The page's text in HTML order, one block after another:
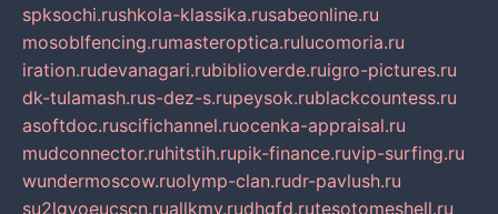
spksochi.rushkola-klassika.rusabeonline.ru
mosoblfencing.rumasteroptica.rulucomoria.ru
iration.rudevanagari.rubiblioverde.ruigro-pictures.ru
dk-tulamash.rus-dez-s.rupeysok.rublackcountess.ru
asoftdoc.ruscifichannel.ruocenka-appraisal.ru
mudconnector.ruhitstih.rupik-finance.ruvip-surfing.ru
wundermoscow.ruolymp-clan.rudr-pavlush.ru
su2lgyoeucscn.ruallkmv.rudhgfd.rutesotomeshell.ru